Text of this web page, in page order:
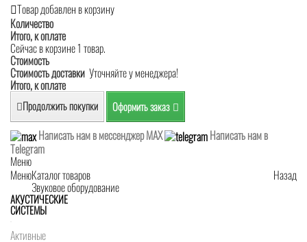
Товар добавлен в корзину
Количество
Итого, к оплате
Сейчас в корзине 1 товар.
Стоимость
Стоимость доставки Уточняйте у менеджера!
Итого, к оплате
Продолжить покупки Оформить заказ
Написать нам в мессенджер MAX
Написать нам в
Telegram
Меню
Меню
Назад
Каталог товаров
Звуковое оборудование
АКУСТИЧЕСКИЕ
СИСТЕМЫ
Активные